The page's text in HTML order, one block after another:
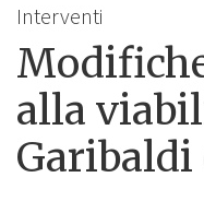
Interventi
alla